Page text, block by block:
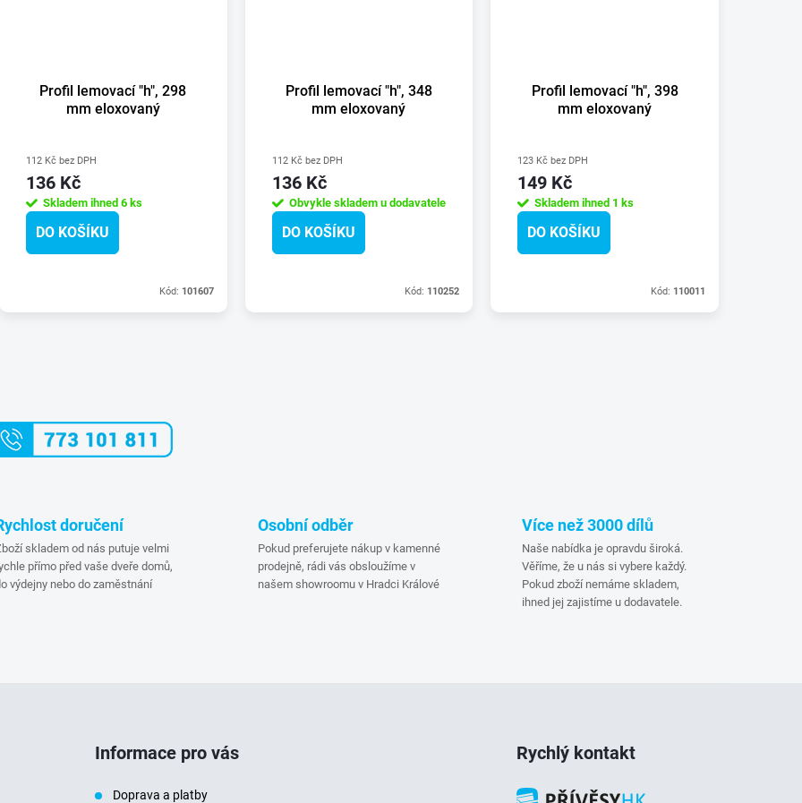
Profil lemovací "h", 298
mm eloxovaný
112 Kč bez DPH
136 Kč
Skladem ihned 6 ks
DO KOŠÍKU
Kód: 101607
Profil lemovací "h", 348
mm eloxovaný
112 Kč bez DPH
136 Kč
Obvykle skladem u dodavatele
DO KOŠÍKU
Kód: 110252
Profil lemovací "h", 398
mm eloxovaný
123 Kč bez DPH
149 Kč
Skladem ihned 1 ks
DO KOŠÍKU
Kód: 110011
doručení
skladem od nás putuje velmi
přímo před vaše dveře domů,
výdejny nebo do zaměstnání
Osobní odběr
Pokud preferujete nákup v kamenné
prodejně, rádi vás obsloužíme v
našem showroomu v Hradci Králové
Více než 3000 dílů
Naše nabídka je opravdu široká.
Věříme, že u nás si vybere každý.
Pokud zboží nemáme skladem,
ihned jej zajistíme u dodavatele.
Informace pro vás
Doprava a platby
Rychlý kontakt